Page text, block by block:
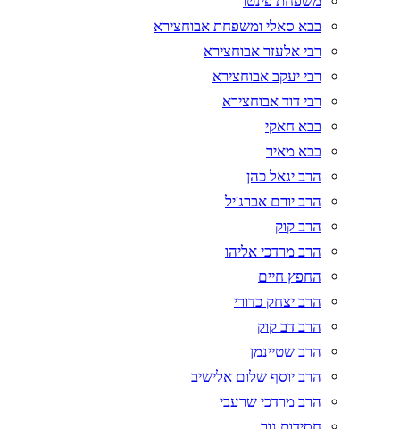
בבא סאלי ומשפחת אבוחצירא
רבי אלעזר אבוחצירא
רבי יעקב אבוחצירא
רבי דוד אבוחצירא
בבא חאקי
בבא מאיר
הרב יגאל כהן
הרב יורם אברג'יל
הרב קוק
הרב מרדכי אליהו
החפץ חיים
הרב יצחק כדורי
הרב דב קוק
הרב שטיינמן
הרב יוסף שלום אלישיב
הרב מרדכי שרעבי